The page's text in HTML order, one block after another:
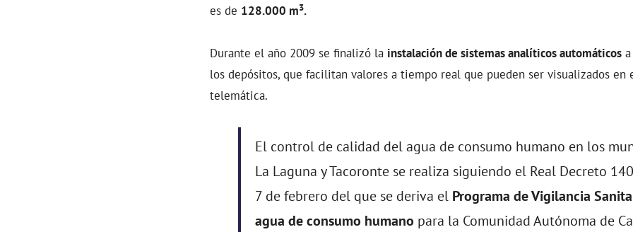
es de 128.000 m3.
Durante el año 2009 se finalizó la instalación de sistemas analíticos automáticos
los depósitos, que facilitan valores a tiempo real que pueden ser visualizados
telemática.
El control de calidad del agua de consumo humano en los
La Laguna y Tacoronte se realiza siguiendo el Real Decreto
7 de febrero del que se deriva el Programa de Vigilancia
agua de consumo humano para la Comunidad Autónoma de